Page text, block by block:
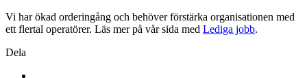
Vi har ökad orderingång och behöver förstärka organisationen med
ett flertal operatörer. Läs mer på vår sida med Lediga jobb.
Dela